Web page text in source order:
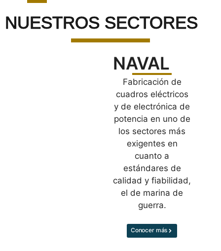
NUESTROS SECTORES
NAVAL
Fabricación de
cuadros eléctricos
y de electrónica de
potencia en uno de
los sectores más
exigentes en
cuanto a
estándares de
calidad y fiabilidad,
el de marina de
guerra.
Conocer más